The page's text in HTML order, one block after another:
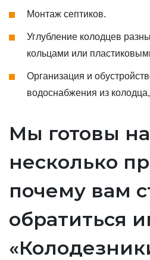
Монтаж септиков.
Углубление колодцев
кольцами или
Организация и
водоснабжения из
Мы готовы
несколько
почему вам
обратиться